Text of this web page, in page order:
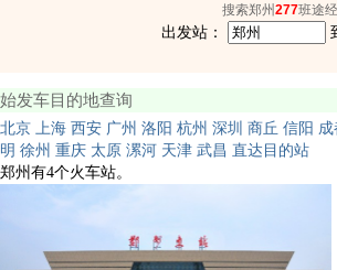
搜索郑州 277班途
出发站：
始发车目的地查询
北京 上海 西安 广州 洛阳 杭州 深圳 商丘 信阳 成
明 徐州 重庆 太原 漯河 天津 武昌 直达目的站
郑州有4个火车站。